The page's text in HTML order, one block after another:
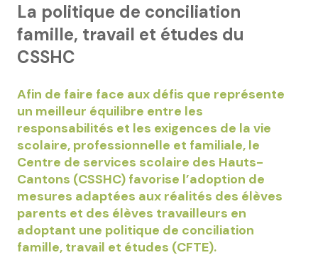
La politique de conciliation
famille, travail et études du
CSSHC
Afin de faire face aux défis que représente
un meilleur équilibre entre les
responsabilités et les exigences de la vie
scolaire, professionnelle et familiale, le
Centre de services scolaire des Hauts-
Cantons (CSSHC) favorise l’adoption de
mesures adaptées aux réalités des élèves
parents et des élèves travailleurs en
adoptant une politique de conciliation
famille, travail et études (CFTE).